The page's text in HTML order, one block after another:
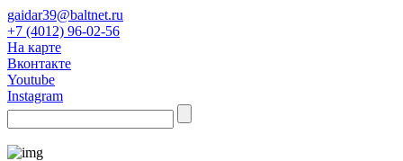
gaidar39@baltnet.ru
+7 (4012) 96-02-56
На карте
Вконтакте
Youtube
Instagram